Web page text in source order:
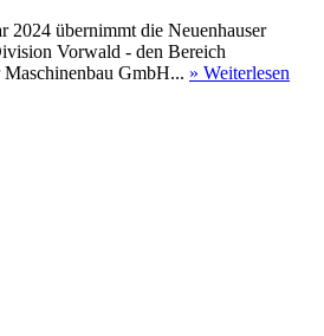
2024 übernimmt die Neuenhauser
Vorwald - den Bereich
GmbH... » Weiterlesen